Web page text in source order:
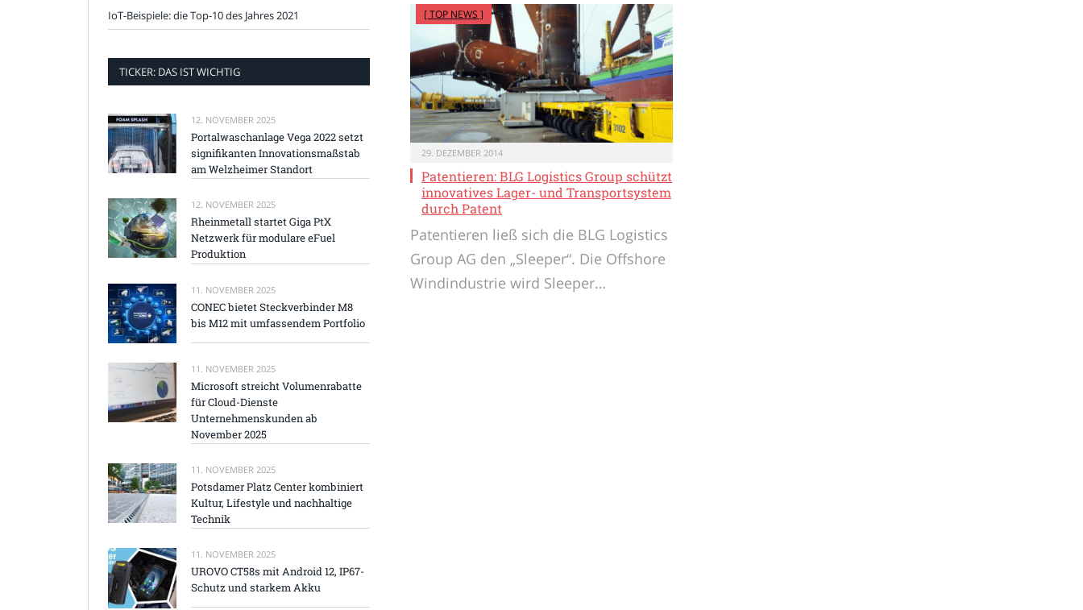
[ TOP NEWS ]
29. DEZEMBER 2014
Patentieren: BLG Logistics Group schützt
innovatives Lager- und Transportsystem
durch Patent
Patentieren ließ sich die BLG Logistics
Group AG den „Sleeper“. Die Offshore
Windindustrie wird Sleeper…
IoT-Beispiele: die Top-10 des Jahres 2021
TICKER: DAS IST WICHTIG
12. NOVEMBER 2025
Portalwaschanlage Vega 2022 setzt
signifikanten Innovationsmaßstab
am Welzheimer Standort
12. NOVEMBER 2025
Rheinmetall startet Giga PtX
Netzwerk für modulare eFuel
Produktion
11. NOVEMBER 2025
CONEC bietet Steckverbinder M8
bis M12 mit umfassendem Portfolio
11. NOVEMBER 2025
Microsoft streicht Volumenrabatte
für Cloud-Dienste
Unternehmenskunden ab
November 2025
11. NOVEMBER 2025
Potsdamer Platz Center kombiniert
Kultur, Lifestyle und nachhaltige
Technik
11. NOVEMBER 2025
UROVO CT58s mit Android 12, IP67-
Schutz und starkem Akku